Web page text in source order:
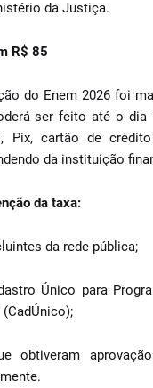
da Justiça.
R$ 85
do Enem 2026 foi
ser feito até o dia
Pix, cartão de
da instituição
da taxa:
da rede pública;
Único para
obtiveram